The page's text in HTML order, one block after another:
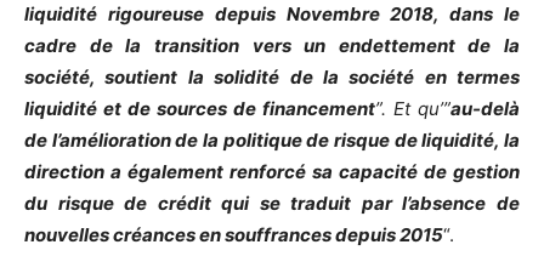
liquidité rigoureuse depuis Novembre 2018, dans le
cadre de la transition vers un endettement de la
société, soutient la solidité de la société en termes
liquidité et de sources de financement”. Et qu’”au-delà
de l’amélioration de la politique de risque de liquidité, la
direction a également renforcé sa capacité de gestion
du risque de crédit qui se traduit par l’absence de
nouvelles créances en souffrances depuis 2015“.